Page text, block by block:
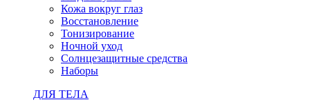
Кожа вокруг глаз
Восстановление
Тонизирование
Ночной уход
Солнцезащитные средства
Наборы
ДЛЯ ТЕЛА